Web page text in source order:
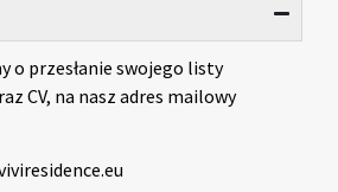
o przesłanie swojego listy
CV, na nasz adres mailowy